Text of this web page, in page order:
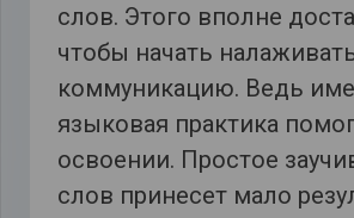
слов. Этого вполне
чтобы начать
коммуникацию. Ведь
языковая практика
освоении. Простое
слов принесет мало